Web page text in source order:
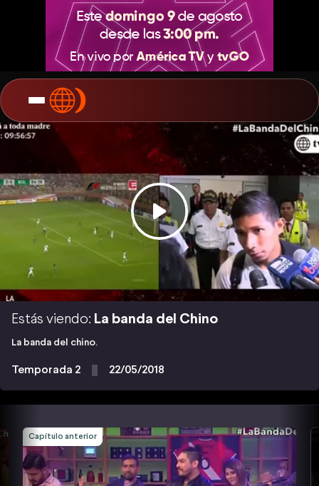
Estás viendo: La banda del Chino
La banda del chino.
Temporada 2 22/05/2018
Capítulo anterior